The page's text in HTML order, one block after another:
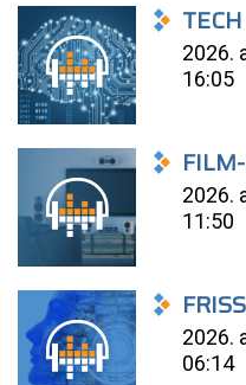
2026.
16:05
2026.
11:50
2026.
06:14